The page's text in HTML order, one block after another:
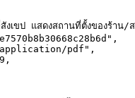
งเขป แสดงสถานที่ตั้งของร้าน/
" ,
application/pdf " ,
,